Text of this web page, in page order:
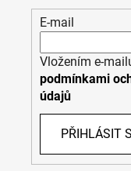
E-mail
Vložením e-
podmínkami
údajů
PŘIHLÁSIT